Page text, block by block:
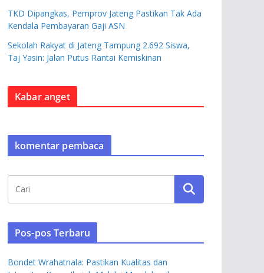
TKD Dipangkas, Pemprov Jateng Pastikan Tak Ada
Kendala Pembayaran Gaji ASN
Sekolah Rakyat di Jateng Tampung 2.692 Siswa,
Taj Yasin: Jalan Putus Rantai Kemiskinan
Kabar anget
komentar pembaca
Pos-pos Terbaru
Bondet Wrahatnala: Pastikan Kualitas dan